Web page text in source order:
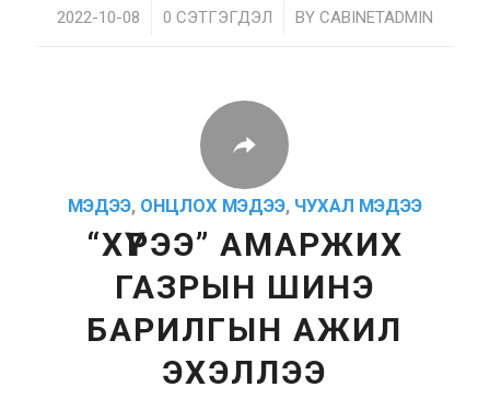
2022-10-08
/ 0 СЭТГЭГДЭЛ
/ BY CABINETADMIN
МЭДЭЭ, ОНЦЛОХ МЭДЭЭ, ЧУХАЛ МЭДЭЭ
“ХҮРЭЭ” АМАРЖИХ
ГАЗРЫН ШИНЭ
БАРИЛГЫН АЖИЛ
ЭХЭЛЛЭЭ